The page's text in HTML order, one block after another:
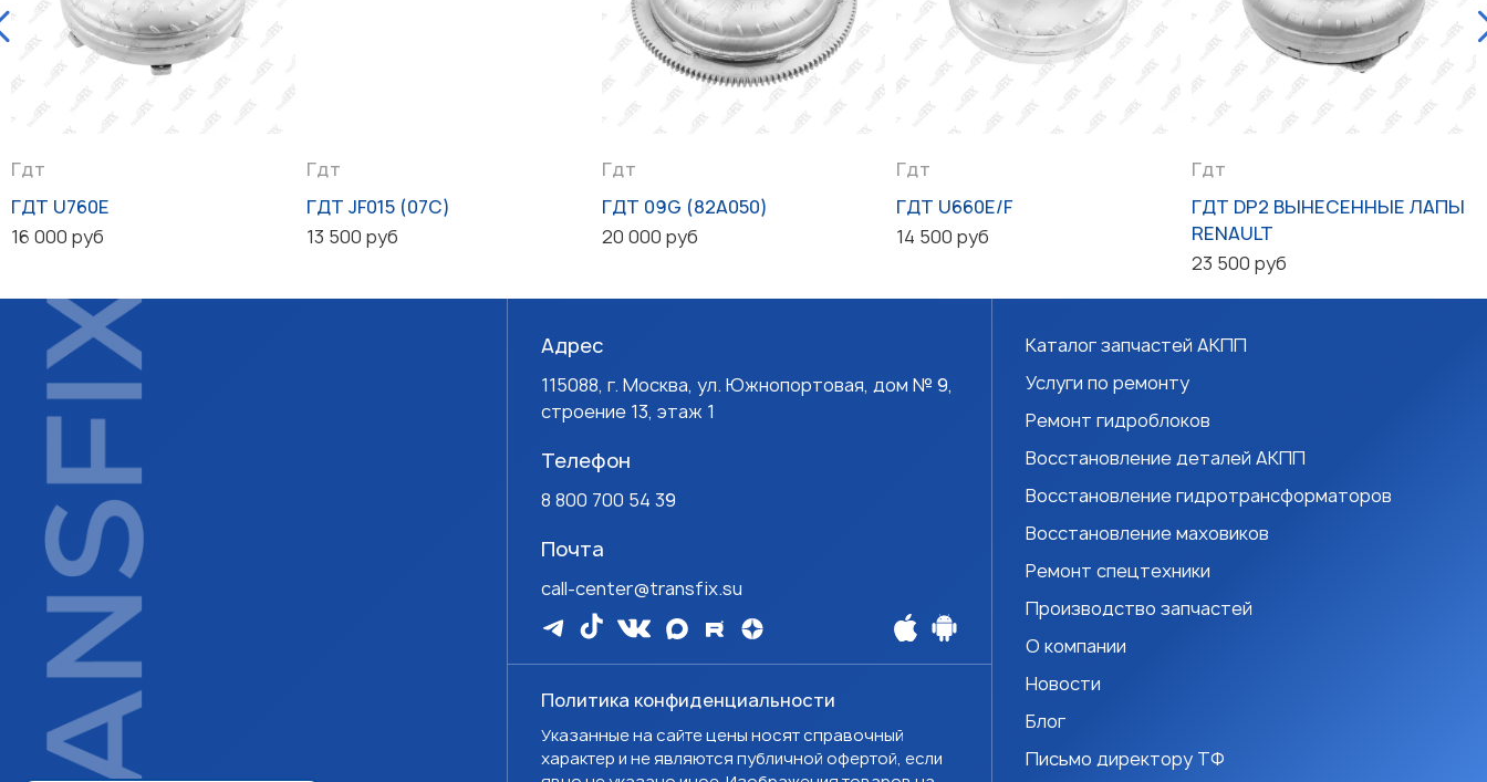
Гдт
ГДТ U760E
16 000 руб
Гдт
ГДТ JF015 (07C)
13 500 руб
Гдт
ГДТ 09G (82A050)
20 000 руб
Гдт
ГДТ U660E/F
14 500 руб
Гдт
ГДТ DP2 ВЫНЕСЕННЫЕ ЛАПЫ
RENAULT
23 500 руб
Адрес
115088, г. Москва, ул. Южнопортовая, дом № 9,
строение 13, этаж 1
Телефон
8 800 700 54 39
Почта
call-center@transfix.su
Политика конфиденциальности
Указанные на сайте цены носят справочный
характер и не являются публичной офертой, если
Каталог запчастей АКПП
Услуги по ремонту
Ремонт гидроблоков
Восстановление деталей АКПП
Восстановление гидротрансформаторов
Восстановление маховиков
Ремонт спецтехники
Производство запчастей
О компании
Новости
Блог
Письмо директору ТФ